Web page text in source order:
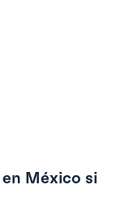
México si